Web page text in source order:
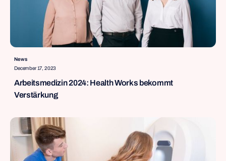
News
December 17, 2023
Arbeitsmedizin 2024: Health Works bekommt
Verstärkung